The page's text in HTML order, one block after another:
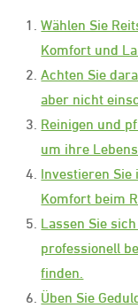
Wählen Sie
Komfort und
Achten Sie
aber nicht
Reinigen und
um ihre
Investieren
Komfort beim
Lassen Sie
professionell
finden.
Üben Sie